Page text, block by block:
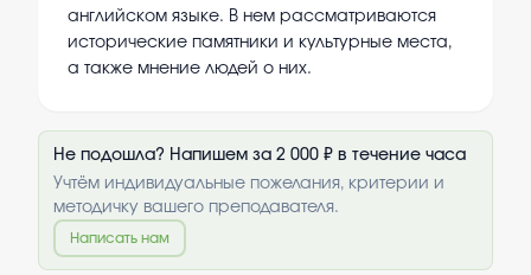
английском языке. В нем рассматриваются
исторические памятники и культурные места,
а также мнение людей о них.
Не подошла? Напишем за 2 000 ₽ в течение часа
Учтём индивидуальные пожелания, критерии и
методичку вашего преподавателя.
Написать нам